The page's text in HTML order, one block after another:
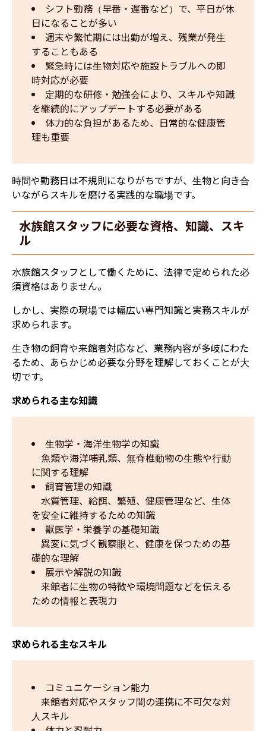
シフト勤務（早番・遅番など）で、平日が休
日になることが多い
週末や繁忙期には出勤が増え、残業が発生
することもある
緊急時には生物対応や施設トラブルへの即
時対応が必要
定期的な研修・勉強会により、スキルや知識
を継続的にアップデートする必要がある
体力的な負担があるため、日常的な健康管
理も重要
時間や勤務日は不規則になりがちですが、生物と向き合
いながらスキルを磨ける実践的な職場です。
水族館スタッフに必要な資格、知識、スキ
ル
水族館スタッフとして働くために、法律で定められた必
須資格はありません。
しかし、実際の現場では幅広い専門知識と実務スキルが
求められます。
生き物の飼育や来館者対応など、業務内容が多岐にわた
るため、あらかじめ必要な分野を理解しておくことが大
切です。
求められる主な知識
生物学・海洋生物学の知識
魚類や海洋哺乳類、無脊椎動物の生態や行動
に関する理解
飼育管理の知識
水質管理、給餌、繁殖、健康管理など、生体
を安全に維持するための知識
獣医学・栄養学の基礎知識
異変に気づく観察眼と、健康を保つための基
礎的な理解
展示や解説の知識
来館者に生物の特徴や環境問題などを伝える
ための情報と表現力
求められる主なスキル
コミュニケーション能力
来館者対応やスタッフ間の連携に不可欠な対
人スキル